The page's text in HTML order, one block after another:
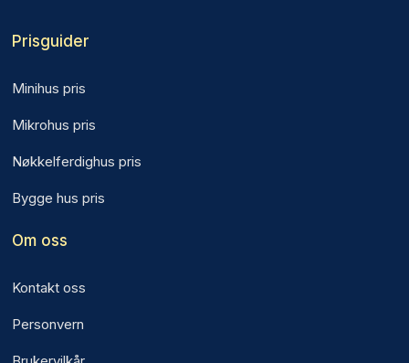
Prisguider
Minihus pris
Mikrohus pris
Nøkkelferdighus pris
Bygge hus pris
Om oss
Kontakt oss
Personvern